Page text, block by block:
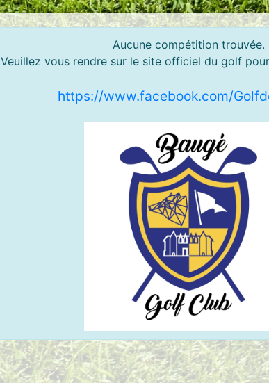
Aucune compétition trouvée.
Veuillez vous rendre sur le site officiel du golf
https://www.facebook.com/